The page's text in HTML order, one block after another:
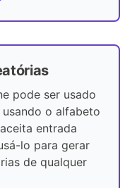
pode ser usado
o alfabeto
entrada
lo para gerar
de qualquer